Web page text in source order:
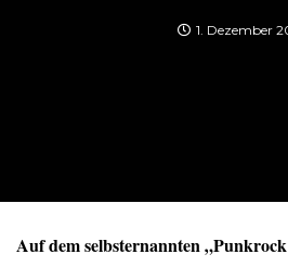
1. Dezember
Auf dem selbsternannten